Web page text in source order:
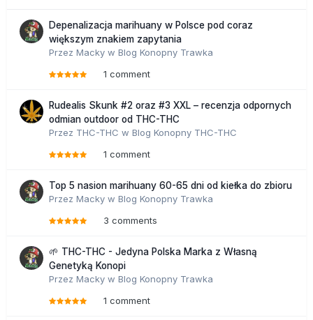
Depenalizacja marihuany w Polsce pod coraz
większym znakiem zapytania
Przez Macky w Blog Konopny Trawka
1 comment
Rudealis Skunk #2 oraz #3 XXL – recenzja odpornych
odmian outdoor od THC-THC
Przez THC-THC w Blog Konopny THC-THC
1 comment
Top 5 nasion marihuany 60-65 dni od kiełka do zbioru
Przez Macky w Blog Konopny Trawka
3 comments
🌱 THC-THC - Jedyna Polska Marka z Własną
Genetyką Konopi
Przez Macky w Blog Konopny Trawka
1 comment